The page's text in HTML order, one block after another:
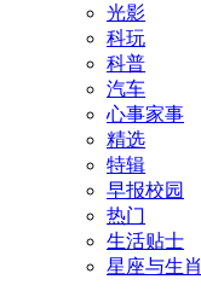
光影
科玩
科普
汽车
心事家事
精选
特辑
早报校园
热门
生活贴士
星座与生肖